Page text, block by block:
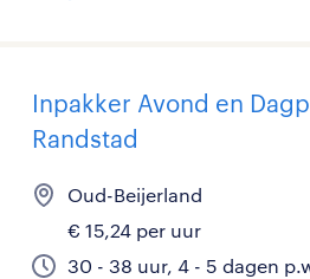
Inpakker Avond en
Randstad
Oud-Beijerland
€ 15,24 per uur
30 - 38 uur, 4 - 5 dagen